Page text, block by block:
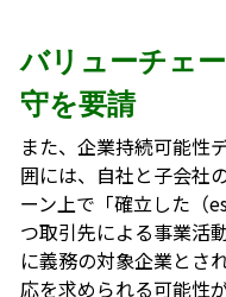
バリューチェ
守を要請
また、企業持続可能性
囲には、自社と子会社
ーン上で「確立した（
つ取引先による事業活
に義務の対象企業とさ
応を求められる可能性